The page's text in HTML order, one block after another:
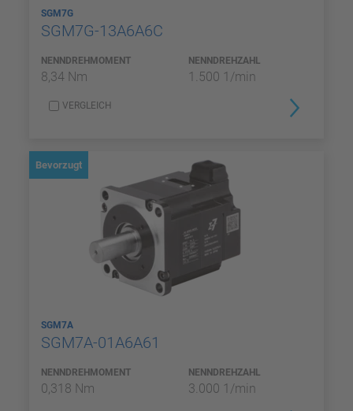
SGM7G
SGM7G-13A6A6C
NENNDREHMOMENT
8,34 Nm
NENNDREHZAHL
1.500 1/min
VERGLEICH
Bevorzugt
SGM7A
SGM7A-01A6A61
NENNDREHMOMENT
0,318 Nm
NENNDREHZAHL
3.000 1/min